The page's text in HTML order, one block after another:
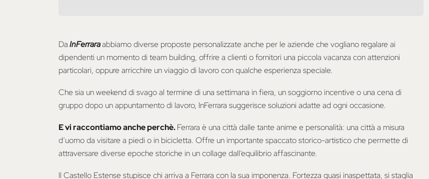
DaInFerraraabbiamo diverse proposte personalizzate anche per le aziende che vogliano regalare ai
dipendenti un momento di team building, offrire a clienti o fornitori una piccola vacanza con attenzioni
particolari, oppure arricchire un viaggio di lavoro con qualche esperienza speciale.
Che sia un weekend di svago al termine di una settimana in fiera, un soggiorno incentive o una cena di
gruppo dopo un appuntamento di lavoro, InFerrara suggerisce soluzioni adatte ad ogni occasione.
E vi raccontiamo anche perchè.Ferrara è una città dalle tante anime e personalità: una città a misura
d’uomo da visitare a piedi o in bicicletta. Offre un importante spaccato storico-artistico che permette di
attraversare diverse epoche storiche in un collage dall’equilibrio affascinante.
ll Castello Estense stupisce chi arriva a Ferrara con la sua imponenza. Fortezza quasi inaspettata, si staglia